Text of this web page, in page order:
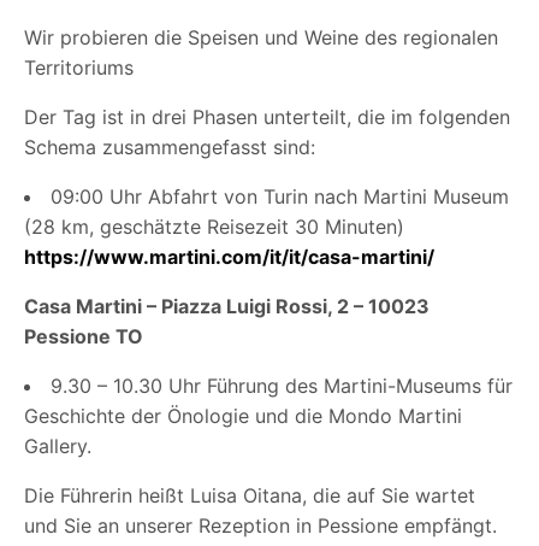
Wir probieren die Speisen und Weine des regionalen
Territoriums
Der Tag ist in drei Phasen unterteilt, die im folgenden
Schema zusammengefasst sind:
09:00 Uhr Abfahrt von Turin nach Martini Museum
(28 km, geschätzte Reisezeit 30 Minuten)
https://www.martini.com/it/it/casa-martini/
Casa Martini – Piazza Luigi Rossi, 2 – 10023
Pessione TO
9.30 – 10.30 Uhr Führung des Martini-Museums für
Geschichte der Önologie und die Mondo Martini
Gallery.
Die Führerin heißt Luisa Oitana, die auf Sie wartet
und Sie an unserer Rezeption in Pessione empfängt.